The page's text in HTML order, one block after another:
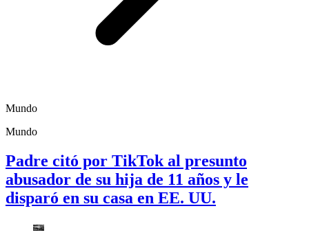
Mundo
Mundo
Padre citó por TikTok al presunto
abusador de su hija de 11 años y le
disparó en su casa en EE. UU.